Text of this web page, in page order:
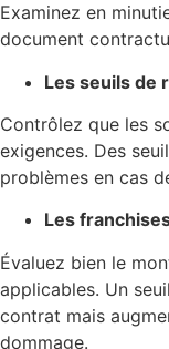
Examinez en
document
Les seuils de
Contrôlez que les
exigences. Des
problèmes en cas
Les
Évaluez bien le
applicables. Un
contrat mais
dommage.